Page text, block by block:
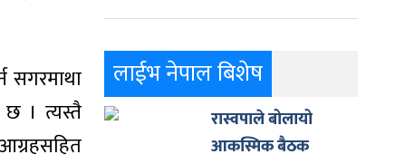
सगरमाथा
छ । त्यस्तै
लाईभ नेपाल बिशेष
रास्वपाले बोलायो
आकस्मिक बैठक